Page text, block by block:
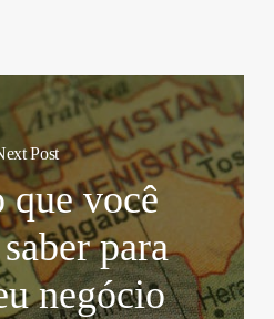
Post
que você
para
negócio